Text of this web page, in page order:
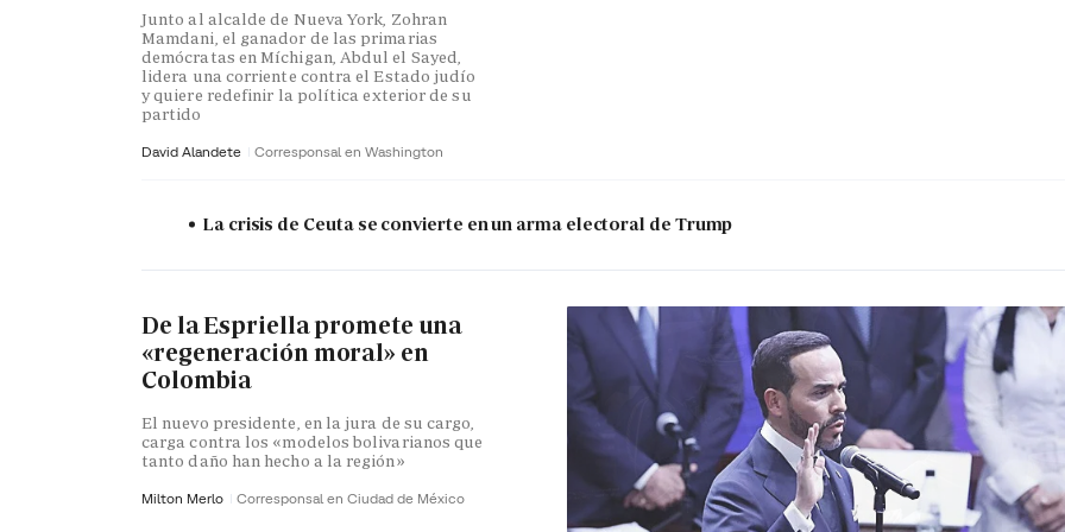
Junto al alcalde de Nueva York, Zohran
Mamdani, el ganador de las primarias
demócratas en Míchigan, Abdul el Sayed,
lidera una corriente contra el Estado judío
y quiere redefinir la política exterior de su
partido
David Alandete Corresponsal en Washington
La crisis de Ceuta se convierte en un arma electoral de Trump
De la Espriella promete una
«regeneración moral» en
Colombia
El nuevo presidente, en la jura de su cargo,
carga contra los «modelos bolivarianos que
tanto daño han hecho a la región»
Milton Merlo Corresponsal en Ciudad de México